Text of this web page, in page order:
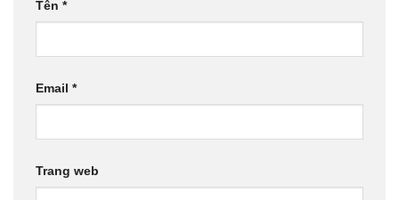
Tên *
Email *
Trang web